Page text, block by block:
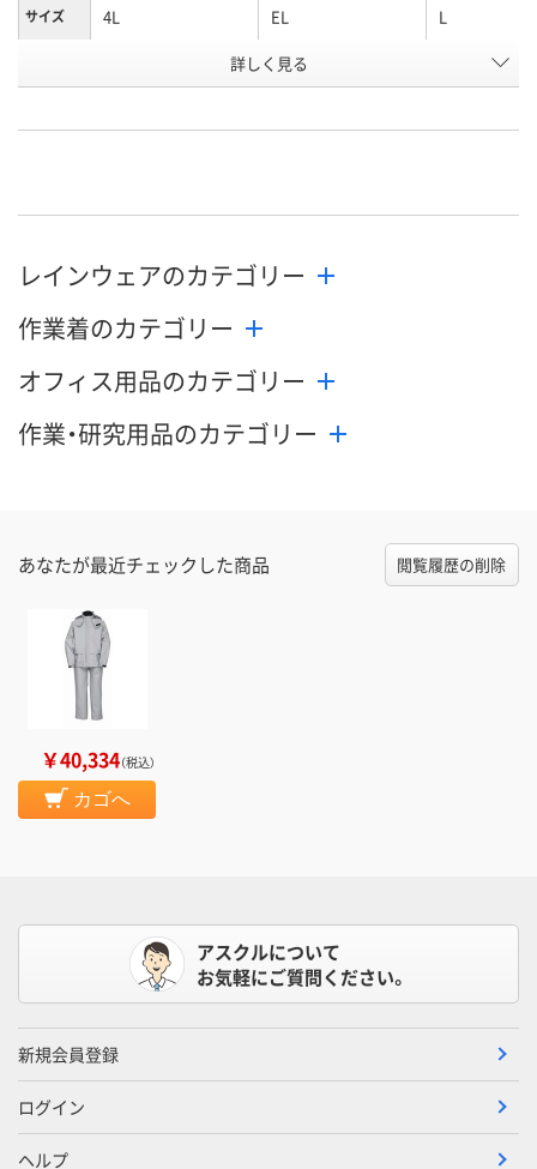
サイズ 4L EL L
7921398 7921370
カゴへ
詳しく見る
レインウェアのカテゴリー
作業着のカテゴリー
オフィス用品のカテゴリー
作業・研究用品のカテゴリー
あなたが最近チェックした商品 閲覧履歴の削除
￥40,334（税込）
カゴへ
アスクルについて
お気軽にご質問ください。
新規会員登録
ログイン
ヘルプ